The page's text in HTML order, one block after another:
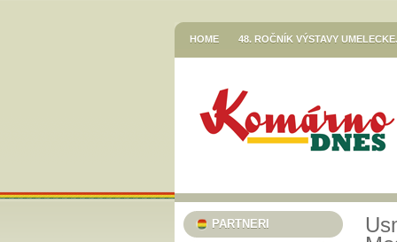
HOME 48. ROČNÍK VÝSTAVY
HOR SA DO RÍŠE ROZPRÁVOK
KNIŽNICA JÓZSEFA SZINNYEIHO V
MESTSKÉ KULTÚRNE STREDISKO V
SZINNYEI SZALON KÚTFESZT / 13.
PARTNERI